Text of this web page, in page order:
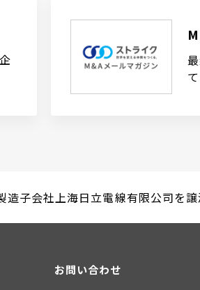
造子会社上海日立電線有限公司を
お問い合わせ